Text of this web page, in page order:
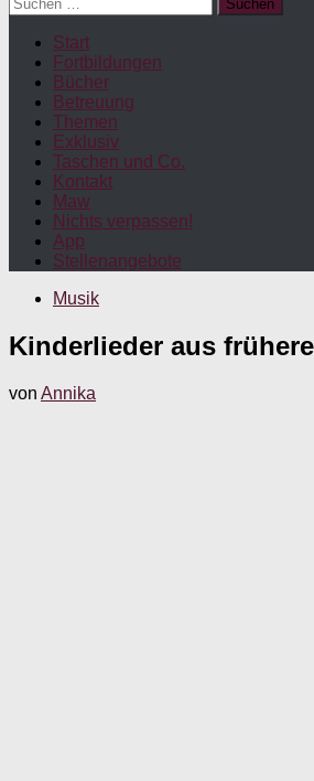
nach:
Start
Fortbildungen
Bücher
Betreuung
Themen
Exklusiv
Taschen und Co.
Kontakt
Maw
Nichts verpassen!
App
Stellenangebote
Musik
Kinderlieder aus
von Annika